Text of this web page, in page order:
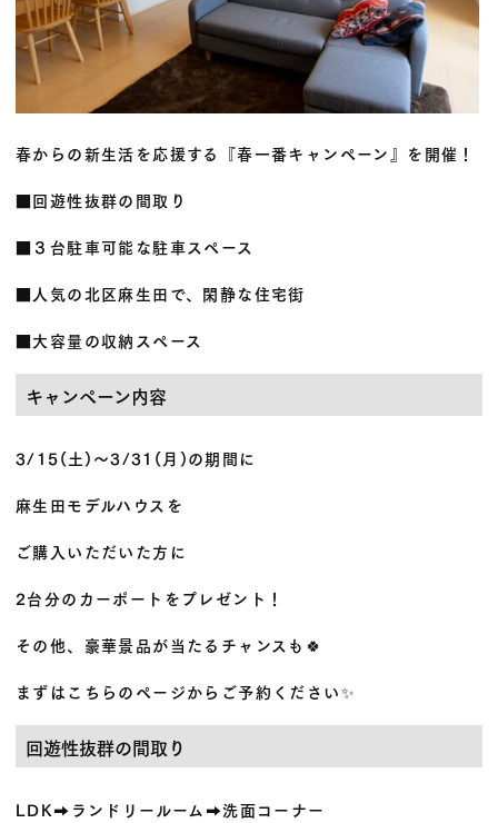
春からの新生活を応援する『春一番キャンペーン』を開催！
■回遊性抜群の間取り
■３台駐車可能な駐車スペース
■人気の北区麻生田で、閑静な住宅街
■大容量の収納スペース
キャンペーン内容
3/15(土)～3/31(月)の期間に
麻生田モデルハウスを
ご購入いただいた方に
2台分のカーポートをプレゼント！
その他、豪華景品が当たるチャンスも🍀
まずはこちらのページからご予約ください✨
回遊性抜群の間取り
LDK➡ランドリールーム➡洗面コーナー